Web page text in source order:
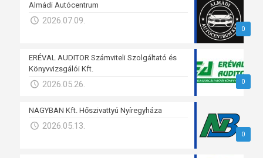
0
Almádi Autócentrum
2026.07.09.
0
ERÉVAL AUDITOR Számviteli Szolgáltató és
Könyvvizsgálói Kft.
2026.05.26.
0
NAGYBAN Kft. Hőszivattyú Nyíregyháza
2026.05.13.